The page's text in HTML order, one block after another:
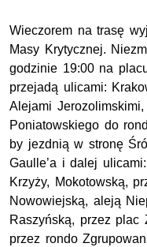
Wieczorem na trasę
Masy Krytycznej.
godzinie 19:00 na
przejadą ulicami:
Alejami
Poniatowskiego do
by jezdnią w stronę
Gaulle’a i dalej
Krzyży, Mokotowską,
Nowowiejską, aleją
Raszyńską, przez plac
przez rondo